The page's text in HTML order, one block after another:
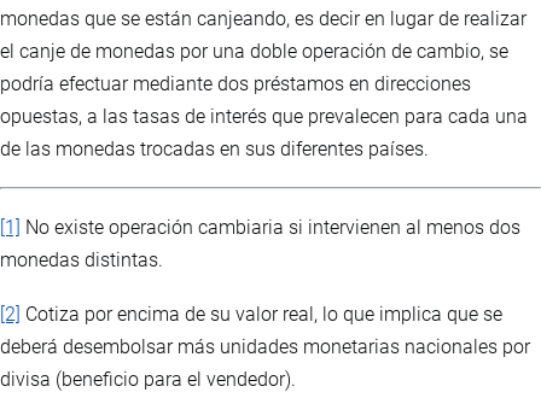
monedas que se están canjeando, es decir en lugar de realizar
el canje de monedas por una doble operación de cambio, se
podría efectuar mediante dos préstamos en direcciones
opuestas, a las tasas de interés que prevalecen para cada una
de las monedas trocadas en sus diferentes países.
[1]
No existe operación cambiaria si intervienen al menos dos
monedas distintas.
[2] Cotiza por encima de su valor real, lo que implica que se
deberá desembolsar más unidades monetarias nacionales por
divisa (beneficio para el vendedor).